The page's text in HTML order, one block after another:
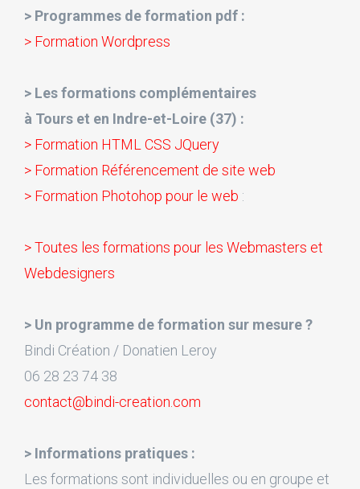
> Programmes de formation pdf :
> Formation Wordpress
> Les formations complémentaires
à Tours et en Indre-et-Loire (37) :
> Formation HTML CSS JQuery
> Formation Référencement de site web
> Formation Photohop pour le web :
> Toutes les formations pour les Webmasters et
Webdesigners
> Un programme de formation sur mesure ?
Bindi Création / Donatien Leroy
06 28 23 74 38
contact@bindi-creation.com
> Informations pratiques :
Les formations sont individuelles ou en groupe et